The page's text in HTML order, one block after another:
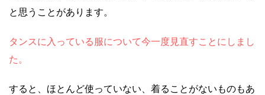
と思うことがあります。
タンスに入っている服について今一度見直すことにしまし
た。
すると、ほとんど使っていない、着ることがないものもあ